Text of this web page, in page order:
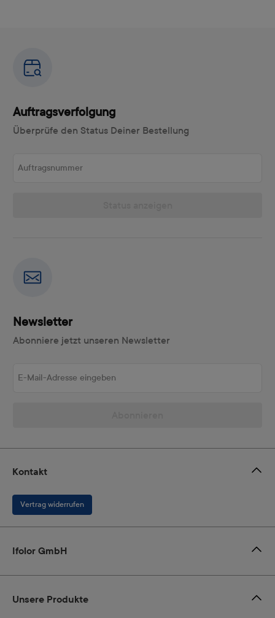
Auftragsverfolgung
Überprüfe den Status Deiner Bestellung
Newsletter
Abonniere jetzt unseren Newsletter
Kontakt
Vertrag widerrufen
Ifolor GmbH
Unsere Produkte